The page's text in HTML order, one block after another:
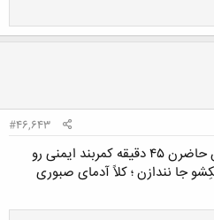
#46,643
اینایی که وقتی میشینن تو ماشین حاضرن ۴۵ دقیقه کمربند ایمنی رو
جا نندازن ؛ کلاً آدمای صبوری